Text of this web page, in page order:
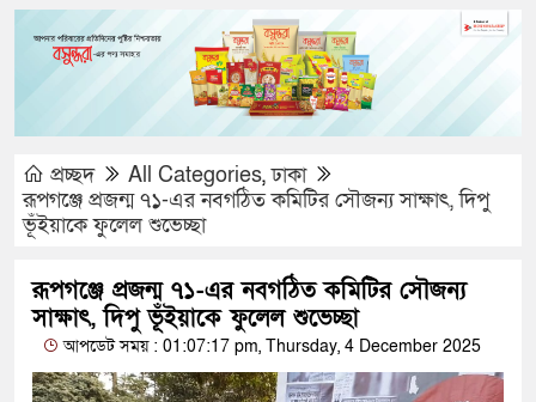
প্রচ্ছদ All Categories,ঢাকা
রূপগঞ্জে প্রজন্ম ৭১-এর নবগঠিত কমিটির সৌজন্য সাক্ষাৎ, দিপু
ভূঁইয়াকে ফুলেল শুভেচ্ছা
রূপগঞ্জে প্রজন্ম ৭১-এর নবগঠিত কমিটির সৌজন্য
সাক্ষাৎ, দিপু ভূঁইয়াকে ফুলেল শুভেচ্ছা
আপডেট সময় : 01:07:17 pm, Thursday, 4 December 2025